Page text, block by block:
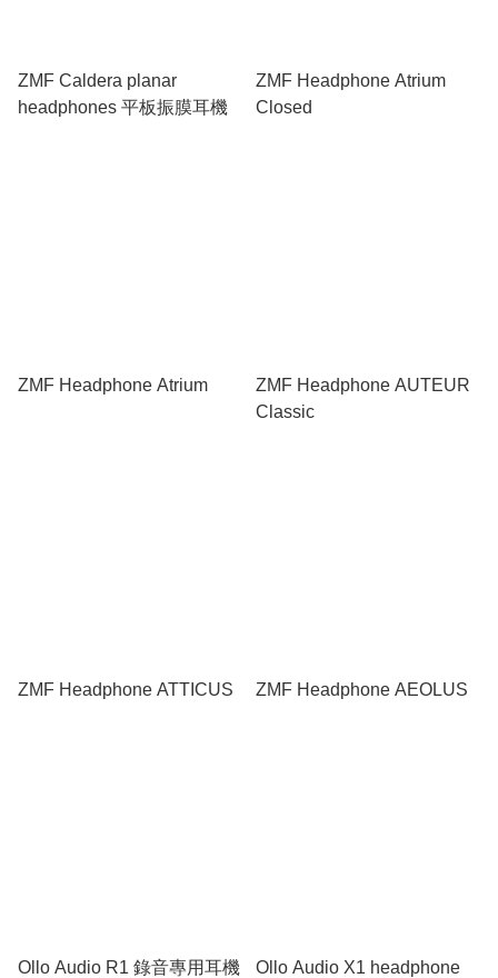
ZMF Caldera planar
headphones 平板振膜耳機
ZMF Headphone Atrium
Closed
ZMF Headphone Atrium
ZMF Headphone AUTEUR
Classic
ZMF Headphone ATTICUS ZMF Headphone AEOLUS
Ollo Audio R1 錄音專用耳機 Ollo Audio X1 headphone